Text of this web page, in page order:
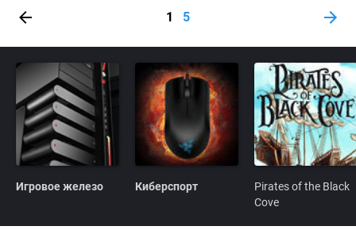
1 5
Игровое железо Киберспорт
Pirates of the Black
Cove